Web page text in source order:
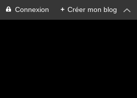
Connexion + Créer mon blog